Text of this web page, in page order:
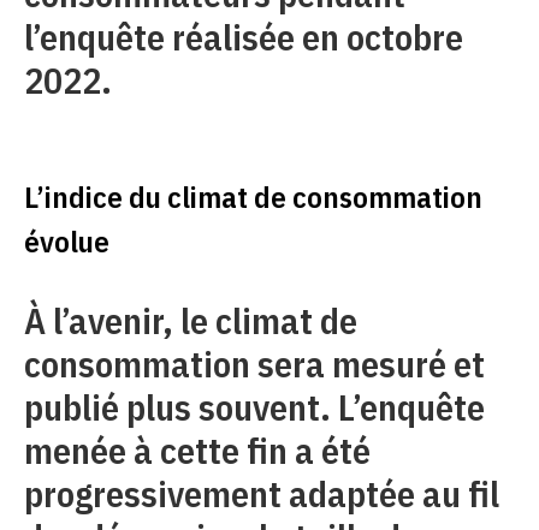
l’enquête réalisée en octobre
2022.
L’indice du climat de consommation
évolue
À l’avenir, le climat de
consommation sera mesuré et
publié plus souvent. L’enquête
menée à cette fin a été
progressivement adaptée au fil